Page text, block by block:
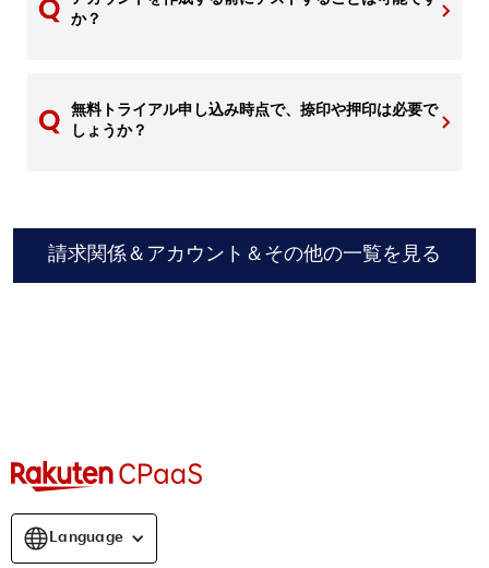
か？
無料トライアル申し込み時点で、捺印や押印は必要で
しょうか？
請求関係＆アカウント＆その他の一覧を見る
Language